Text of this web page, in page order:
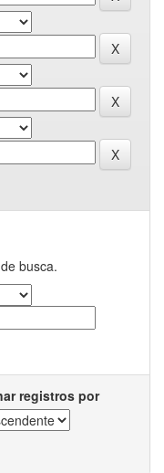
busca.
registros por